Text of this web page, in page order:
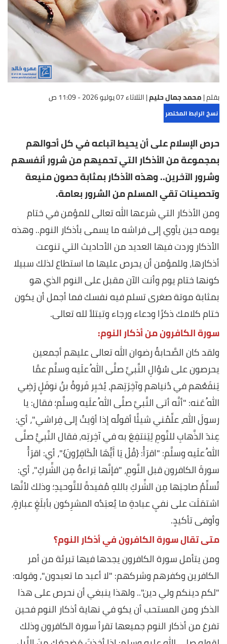
بقلم |محمد جمال حليم|الثلاثاء 07 يوليو 2026 - 11:09 ص
نسخ الرابط المختصر
حرص الإسلام على أن يحيط اتباعه في كل أحوالهم
بمجموعة من الأذكار التي تحميهم من شرور أنفسهم
وشرور الآخرين.. وهذه الأذكار بمثابة حصون منيعة
وتحصينات تقي المسلم من الشرور بعامة.
ومن الأذكار التي شرعها الله تعالى للمؤمن في ختام
يومه حين يأوي إلى فراشه ما يسمى بأذكار النوم.. وهذه
الأذكار وردت فيها العديد من الأحاديث التي تنوعت
أذكارها، وللمؤمن أن يحرص عليها ما استطاع لذلك سبيلا
كونها ختام يوم وأنت الآن مقبل على النوم الذي هو
بمثابة موتة صغرى تسلم فيه نفسك فما أجمل أن يكون
ختام كلامك ذكرًا ودعاء ورجاء وتبتلاً لله تعالى.
سورة الكافرون من أذكار النوم:
ولقد كان الصَّحابةُ رضوان الله تعالى عليهم أجمعين
يحرصون على سُؤالِ النَّبيِّ صلَّى اللهُ علَيه وسلَّم عمَّا
يَنفَعُهم في دُنياهم وآخِرَتِهم، يُخبِر فَروةُ بنُ نوفَلٍ رَضِي
اللهُ عَنه: "أنَّه أتى النَّبيَّ صلَّى اللهُ علَيه وسلَّم؛ فقال: يا
رسولَ اللهِ، علِّمْني شيئًا أقولُه إذا أوَيتُ إلى فِراشي"، أي:
عِندَ الذَّهابِ للنَّومِ لِيَنتفِعَ به في آخِرتِه، فقال النَّبيُّ صلَّى
اللهُ علَيه وسلَّم: "اقرَأْ: {قُلْ يَا أَيُّهَا الْكَافِرُونَ}"، أي: اقرَأْ
سورةَ الكافرون قبل النَّومِ، "فإنَّها بَراءةٌ مِن الشِّركِ"، أي:
تُسلِّمُ صاحِبَها مِن الشِّركِ باللهِ مُفيدةً للتَّوحيدِ؛ وذلك لأنَّها
اشتمَلَت على نفيِ عبادةِ ما يُعبَدُه المشرِكون بأبلَغِ عبارةٍ،
وأوفى تأكيدٍ.
متى تقال سورة الكافرون في أذكار النوم؟
ومن يتأمل سورة الكافرون يجدها فيها تبرئة من أمر
الكافرين وكفرهم وشركهم: "لا أعبد ما تعبدون"، وقوله:
"لكم دينكم ولي دين".. ولهذا ينبغي أن نحرص على هذا
الذكر ومن المستحب أن يكو في نهاية أذكار النوم فحين
تفرغ من أذكار النوم جميعها تقرأ سورة الكافرون وذلك